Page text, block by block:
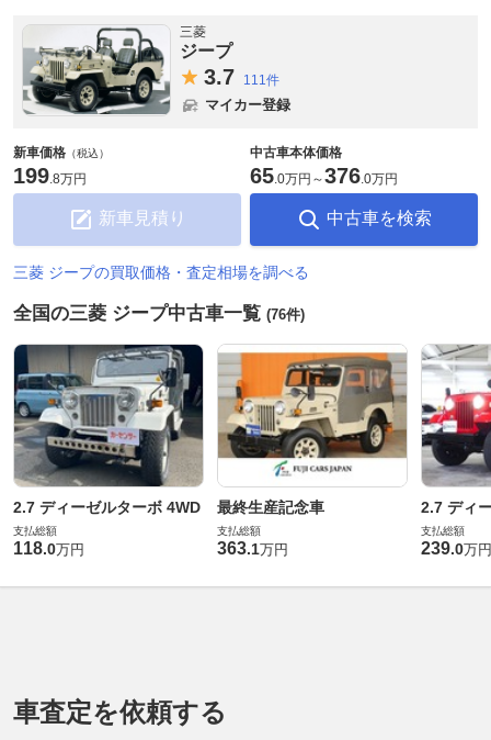
三菱
ジープ
3.7 111件
マイカー登録
新車価格 （税込）
199.8万円
新車見積り
中古車本体価格
65.0万円 ～376.0万円
中古車を検索
三菱 ジープの買取価格・査定相場を調べる
全国の三菱 ジープ中古車一覧 (76件)
2.7 ディーゼルターボ 4WD
支払総額
118.0万円
最終生産記念車
支払総額
363.1万円
2.7 ディ
支払総額
239.0万円
車査定を依頼する